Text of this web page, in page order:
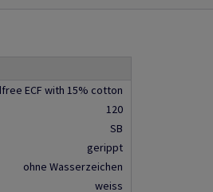
ECF with 15% cotton
120
SB
gerippt
ohne Wasserzeichen
weiss